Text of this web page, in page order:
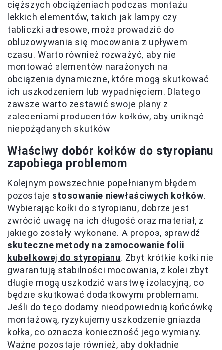
cięższych obciążeniach podczas montażu
lekkich elementów, takich jak lampy czy
tabliczki adresowe, może prowadzić do
obluzowywania się mocowania z upływem
czasu. Warto również rozważyć, aby nie
montować elementów narażonych na
obciążenia dynamiczne, które mogą skutkować
ich uszkodzeniem lub wypadnięciem. Dlatego
zawsze warto zestawić swoje plany z
zaleceniami producentów kołków, aby uniknąć
niepożądanych skutków.
Właściwy dobór kołków do styropianu
zapobiega problemom
Kolejnym powszechnie popełnianym błędem
pozostaje stosowanie niewłaściwych kołków.
Wybierając kołki do styropianu, dobrze jest
zwrócić uwagę na ich długość oraz materiał, z
jakiego zostały wykonane. A propos, sprawdź
skuteczne metody na zamocowanie folii
kubełkowej do styropianu. Zbyt krótkie kołki nie
gwarantują stabilności mocowania, z kolei zbyt
długie mogą uszkodzić warstwę izolacyjną, co
będzie skutkować dodatkowymi problemami.
Jeśli do tego dodamy nieodpowiednią końcówkę
montażową, ryzykujemy uszkodzenie gniazda
kołka, co oznacza konieczność jego wymiany.
Ważne pozostaje również, aby dokładnie